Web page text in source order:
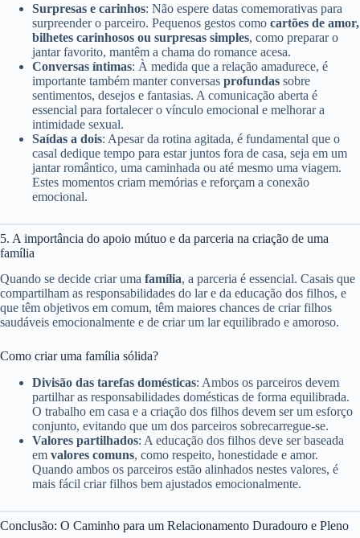
Surpresas e carinhos: Não espere datas comemorativas para
surpreender o parceiro. Pequenos gestos como cartões de amor,
bilhetes carinhosos ou surpresas simples, como preparar o
jantar favorito, mantêm a chama do romance acesa.
Conversas íntimas: À medida que a relação amadurece, é
importante também manter conversas profundas sobre
sentimentos, desejos e fantasias. A comunicação aberta é
essencial para fortalecer o vínculo emocional e melhorar a
intimidade sexual.
Saídas a dois: Apesar da rotina agitada, é fundamental que o
casal dedique tempo para estar juntos fora de casa, seja em um
jantar romântico, uma caminhada ou até mesmo uma viagem.
Estes momentos criam memórias e reforçam a conexão
emocional.
5. A importância do apoio mútuo e da parceria na criação de uma
família
Quando se decide criar uma família, a parceria é essencial. Casais que
compartilham as responsabilidades do lar e da educação dos filhos, e
que têm objetivos em comum, têm maiores chances de criar filhos
saudáveis emocionalmente e de criar um lar equilibrado e amoroso.
Como criar uma família sólida?
Divisão das tarefas domésticas: Ambos os parceiros devem
partilhar as responsabilidades domésticas de forma equilibrada.
O trabalho em casa e a criação dos filhos devem ser um esforço
conjunto, evitando que um dos parceiros sobrecarregue-se.
Valores partilhados: A educação dos filhos deve ser baseada
em valores comuns, como respeito, honestidade e amor.
Quando ambos os parceiros estão alinhados nestes valores, é
mais fácil criar filhos bem ajustados emocionalmente.
Conclusão: O Caminho para um Relacionamento Duradouro e Pleno